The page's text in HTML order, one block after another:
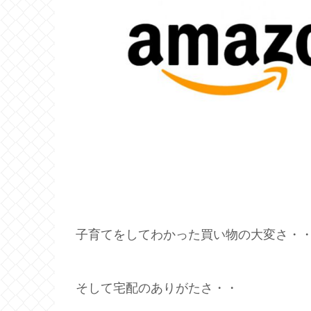
子育てをしてわかった買い物の大変さ・
そして宅配のありがたさ・・